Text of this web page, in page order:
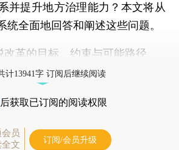
并提升地方治理能力？本文将从
统全面地回答和阐述这些问题。
改革的目标、约束与可能路径
计13941字 订阅后继续阅读
后获取已订阅的阅读权限
员
文
订阅/会员升级